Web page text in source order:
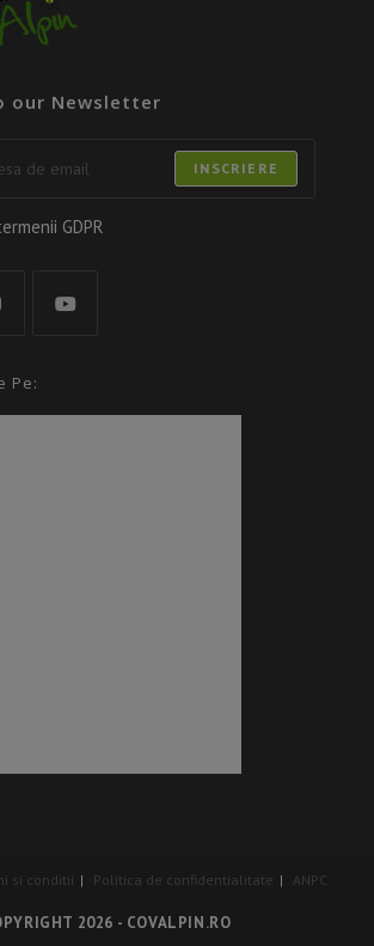
our Newsletter
INSCRIERE
GDPR
Pe:
si conditii Politica de confidentialitate ANPC
2026 - COVALPIN.RO